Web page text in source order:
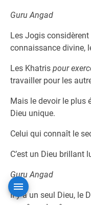
Guru Angad
Les Jogis considèrent
connaissance divine,
Les Khatris pour
travailler pour les
Mais le devoir le plus
Dieu unique.
Celui qui connaît le
C’est un Dieu brillant
Guru Angad
Il y a un seul Dieu, le